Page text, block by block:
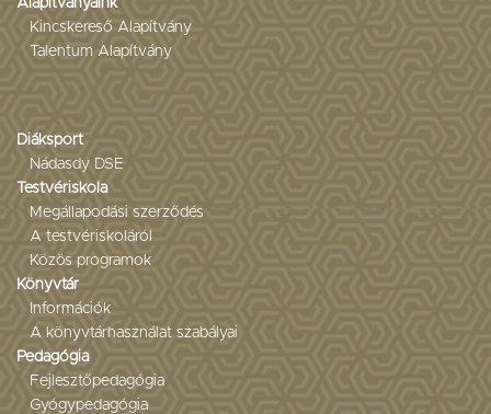
Kincskereső Alapítvány
Talentum Alapítvány
Diáksport
Nádasdy DSE
Testvériskola
Megállapodási szerződés
A testvériskoláról
Közös programok
Könyvtár
Információk
A könyvtárhasználat szabályai
Pedagógia
Fejlesztőpedagógia
Gyógypedagógia